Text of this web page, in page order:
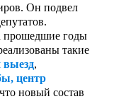
Он подвел
прошедшие годы
такие
выезд,
центр
новый состав